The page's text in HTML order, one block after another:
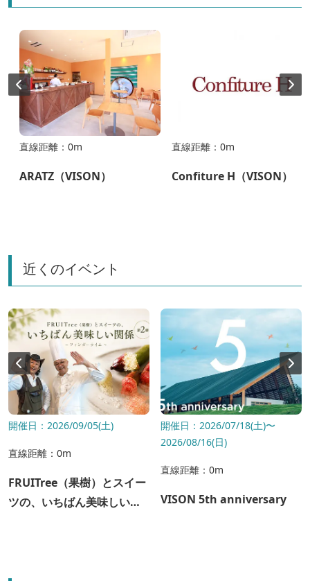
直線距離：0m
ARATZ（VISON）
直線距離：0m
Confiture H（VISON）
近くのイベント
開催日：2026/09/05(土)
直線距離：0m
FRUITree（果樹）とスイー
ツの、いちばん美味しい関
開催日：2026/07/18(土)〜
2026/08/16(日)
直線距離：0m
VISON 5th anniversary